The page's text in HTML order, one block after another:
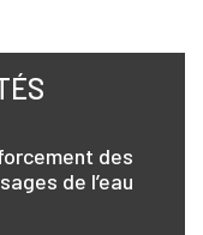
des
de l’eau